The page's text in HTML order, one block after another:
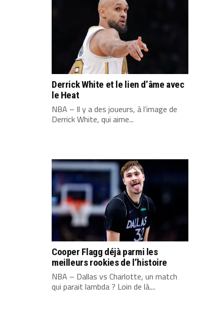
Derrick White et le lien d’âme avec
le Heat
NBA – Il y a des joueurs, à l’image de
Derrick White, qui aime...
Cooper Flagg déjà parmi les
meilleurs rookies de l’histoire
NBA – Dallas vs Charlotte, un match
qui parait lambda ? Loin de là....